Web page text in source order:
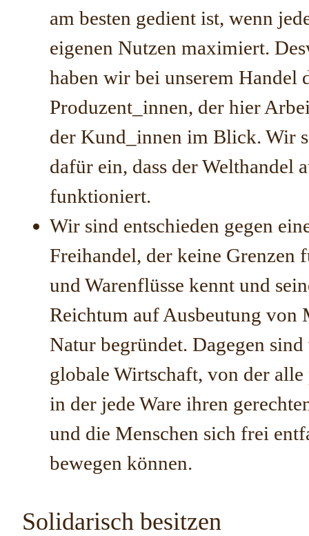
am besten gedient ist, wenn
eigenen Nutzen maximiert.
haben wir bei unserem Handel
Produzent_innen, der hier
der Kund_innen im Blick. Wir
dafür ein, dass der Welthandel
funktioniert.
Wir sind entschieden gegen
Freihandel, der keine Grenzen
und Warenflüsse kennt und
Reichtum auf Ausbeutung von
Natur begründet. Dagegen
globale Wirtschaft, von der
in der jede Ware ihren
und die Menschen sich frei
bewegen können.
Solidarisch besitzen